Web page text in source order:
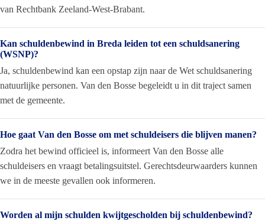
van Rechtbank Zeeland-West-Brabant.
Kan schuldenbewind in Breda leiden tot een schuldsanering
(WSNP)?
Ja, schuldenbewind kan een opstap zijn naar de Wet schuldsanering
natuurlijke personen. Van den Bosse begeleidt u in dit traject samen
met de gemeente.
Hoe gaat Van den Bosse om met schuldeisers die blijven manen?
Zodra het bewind officieel is, informeert Van den Bosse alle
schuldeisers en vraagt betalingsuitstel. Gerechtsdeurwaarders kunnen
we in de meeste gevallen ook informeren.
Worden al mijn schulden kwijtgescholden bij schuldenbewind?